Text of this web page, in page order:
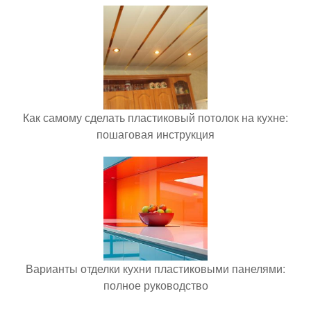
Как самому сделать пластиковый потолок на кухне:
пошаговая инструкция
Варианты отделки кухни пластиковыми панелями:
полное руководство